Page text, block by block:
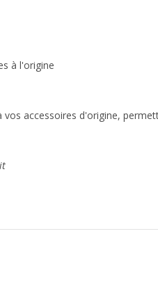
à l'origine
vos accessoires d'origine,